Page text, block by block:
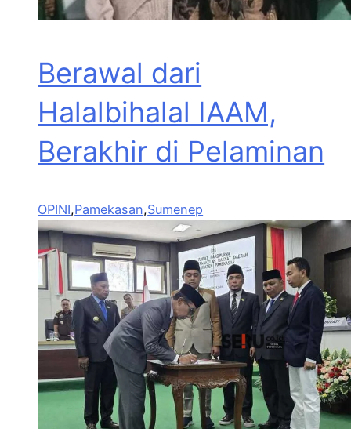
Berawal dari
Halalbihalal IAAM,
Berakhir di Pelaminan
OPINI,Pamekasan,Sumenep